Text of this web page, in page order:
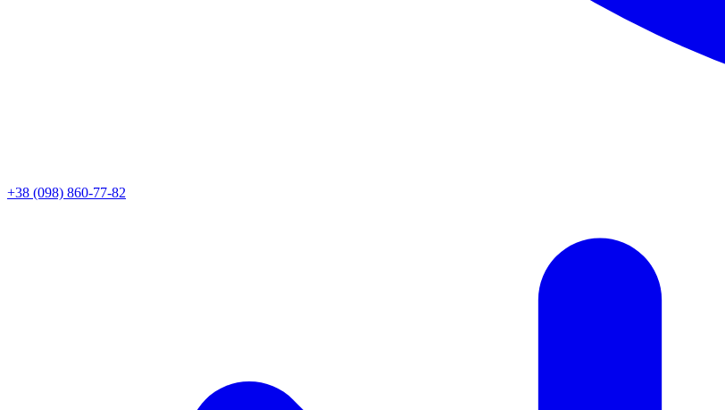
+38 (098) 860-77-82